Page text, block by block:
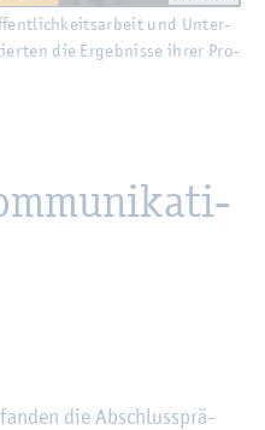
und Un­ter­
die Er­geb­nis­se ihrer Pro­
die Ab­schluss­prä­
Fach­hoch­schu­le Kiel